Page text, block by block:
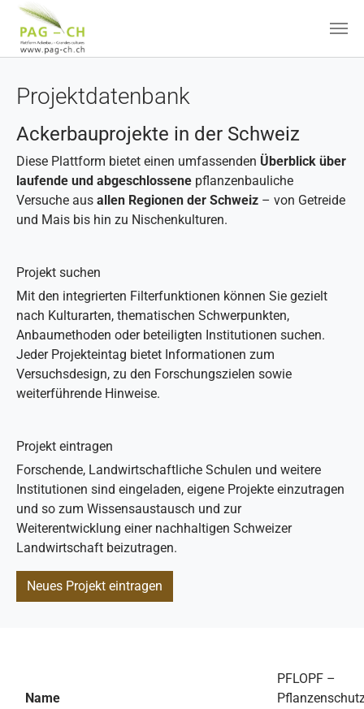
Projektdatenbank
Ackerbauprojekte in der Schweiz
Diese Plattform bietet einen umfassenden Überblick über
laufende und abgeschlossene pflanzenbauliche
Versuche aus allen Regionen der Schweiz – von Getreide
und Mais bis hin zu Nischenkulturen.
Projekt suchen
Mit den integrierten Filterfunktionen können Sie gezielt
nach Kulturarten, thematischen Schwerpunkten,
Anbaumethoden oder beteiligten Institutionen suchen.
Jeder Projekteintag bietet Informationen zum
Versuchsdesign, zu den Forschungszielen sowie
weiterführende Hinweise.
Projekt eintragen
Forschende, Landwirtschaftliche Schulen und weitere
Institutionen sind eingeladen, eigene Projekte einzutragen
und so zum Wissensaustausch und zur
Weiterentwicklung einer nachhaltigen Schweizer
Landwirtschaft beizutragen.
Neues Projekt eintragen
Name
PFLOPF –